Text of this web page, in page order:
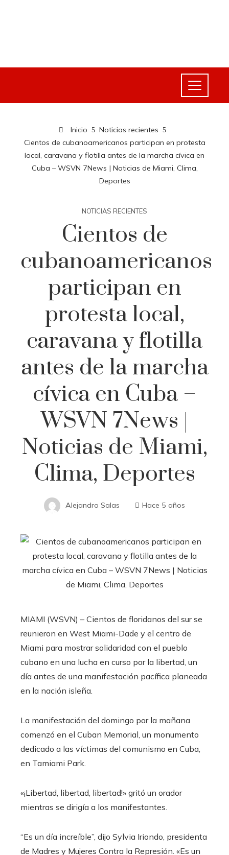
Inicio
Noticias recientes
Cientos de cubanoamericanos participan en protesta
local, caravana y flotilla antes de la marcha cívica en
Cuba – WSVN 7News | Noticias de Miami, Clima,
Deportes
NOTICIAS RECIENTES
Cientos de
cubanoamericanos
participan en
protesta local,
caravana y flotilla
antes de la marcha
cívica en Cuba –
WSVN 7News |
Noticias de Miami,
Clima, Deportes
Alejandro Salas Hace 5 años
MIAMI (WSVN) – Cientos de floridanos del sur se
reunieron en West Miami-Dade y el centro de
Miami para mostrar solidaridad con el pueblo
cubano en una lucha en curso por la libertad, un
día antes de una manifestación pacífica planeada
en la nación isleña.
La manifestación del domingo por la mañana
comenzó en el Cuban Memorial, un monumento
dedicado a las víctimas del comunismo en Cuba,
en Tamiami Park.
«¡Libertad, libertad, libertad!» gritó un orador
mientras se dirigía a los manifestantes.
“Es un día increíble”, dijo Sylvia Iriondo, presidenta
de Madres y Mujeres Contra la Represión. «Es un